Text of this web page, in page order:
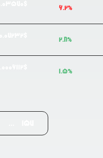
6.2%
2.8%
1.5%